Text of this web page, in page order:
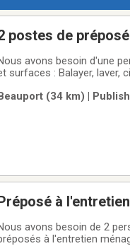
postes de
avons besoin d'une
surfaces : Balayer, laver,
Nettoyer les
(34 km) |
à
avons besoin de 2
à l'entretien